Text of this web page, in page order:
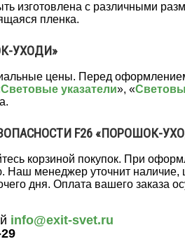
изготовлена с различными
пленка.
УХОДИ»
цены. Перед
Световые указатели», «
F26 «ПОРОШОК-
корзиной покупок. При
Наш менеджер уточнит наличие,
дня. Оплата вашего заказа
info@exit-svet.ru